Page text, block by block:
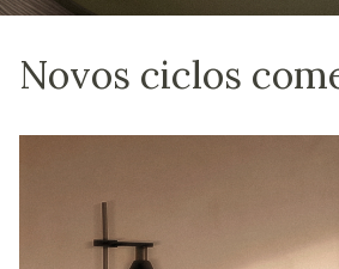
Novos ciclos